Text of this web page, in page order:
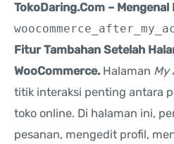
TokoDaring.Com – Mengenal
Fitur Tambahan Setelah
WooCommerce. Halaman My
titik interaksi penting antara
toko online. Di halaman ini,
pesanan, mengedit profil,